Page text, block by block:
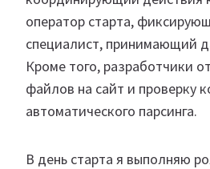
оператор старта,
специалист, принимающий
Кроме того, разработчики
файлов на сайт и проверку
автоматического парсинга.
В день старта я выполняю